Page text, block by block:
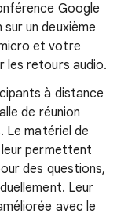
Google
un deuxième
et votre
les retours audio.
à distance
de réunion
Le matériel de
leur permettent
des questions,
Leur
avec le